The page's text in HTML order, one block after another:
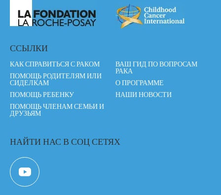
ССЫЛКИ
КАК СПРАВИТЬСЯ С РАКОМ
ПОМОЩЬ РОДИТЕЛЯМ ИЛИ
СИДЕЛКАМ
ПОМОЩЬ РЕБЕНКУ
ПОМОЩЬ ЧЛЕНАМ СЕМЬИ И
ДРУЗЬЯМ
ВАШ ГИД ПО ВОПРОСАМ
РАКА
О ПРОГРАММЕ
НАШИ НОВОСТИ
НАЙТИ НАС В СОЦ СЕТЯХ